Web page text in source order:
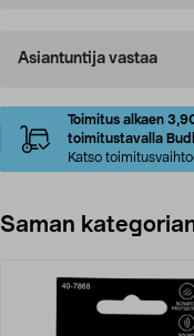
Asiantuntija vastaa
Toimitus alkaen
toimitustavalla
Katso
Saman